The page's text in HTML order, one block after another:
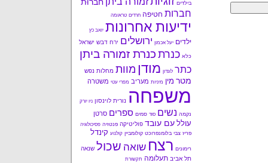
בילדים
חברות חטיפה חרדים טראומה
ידיעות אחרונות יואב כץ
ילדים יעל אכמון ירושלים ירח דבש ישראל
כלא כנרת כנרת זמורה ביתן
כתר לונדון מודן מוות מחלות נפש
מטר מין מיניות מעריב מפרי עטי משטרה
משפחה נורית לוינסון ניו יורק
נקמה נשים סוד סמים ספרים סרטן
עולל עם עובד פוליטיקה פנטזיה פסיכולוגיה
פריז צבי בלומנפרוכט קולומביין קולנוע קינדל
רימונים רצח שואה שכול שנאה
תל אביב תעלומה תקשורת